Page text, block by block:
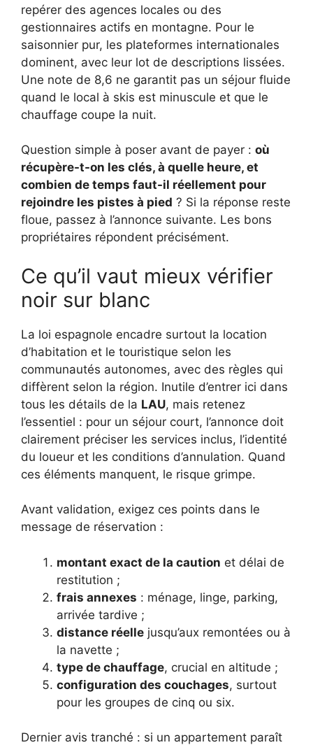
repérer des agences locales ou des
gestionnaires actifs en montagne. Pour le
saisonnier pur, les plateformes internationales
dominent, avec leur lot de descriptions lissées.
Une note de 8,6 ne garantit pas un séjour fluide
quand le local à skis est minuscule et que le
chauffage coupe la nuit.
Question simple à poser avant de payer : où
récupère-t-on les clés, à quelle heure, et
combien de temps faut-il réellement pour
rejoindre les pistes à pied ? Si la réponse reste
floue, passez à l’annonce suivante. Les bons
propriétaires répondent précisément.
Ce qu’il vaut mieux vérifier
noir sur blanc
La loi espagnole encadre surtout la location
d’habitation et le touristique selon les
communautés autonomes, avec des règles qui
diffèrent selon la région. Inutile d’entrer ici dans
tous les détails de la LAU, mais retenez
l’essentiel : pour un séjour court, l’annonce doit
clairement préciser les services inclus, l’identité
du loueur et les conditions d’annulation. Quand
ces éléments manquent, le risque grimpe.
Avant validation, exigez ces points dans le
message de réservation :
montant exact de la caution et délai de
restitution ;
frais annexes : ménage, linge, parking,
arrivée tardive ;
distance réelle jusqu’aux remontées ou à
la navette ;
type de chauffage, crucial en altitude ;
configuration des couchages, surtout
pour les groupes de cinq ou six.
Dernier avis tranché : si un appartement paraît